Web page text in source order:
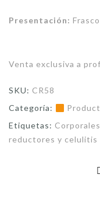
Presentación:
Venta exclusiva a
SKU: CR58
Categoría:
Etiquetas: Corporales
reductores y celulitis